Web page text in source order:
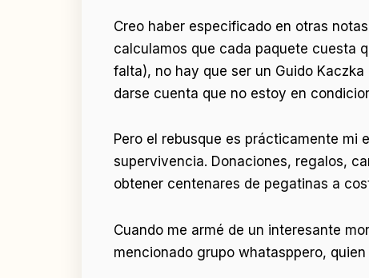
Creo haber especificado en otras
calculamos que cada paquete cuesta
falta), no hay que ser un Guido
darse cuenta que no estoy en
Pero el rebusque es prácticamente mi
supervivencia. Donaciones, regalos,
obtener centenares de pegatinas a
Cuando me armé de un interesante
mencionado grupo whatasppero,